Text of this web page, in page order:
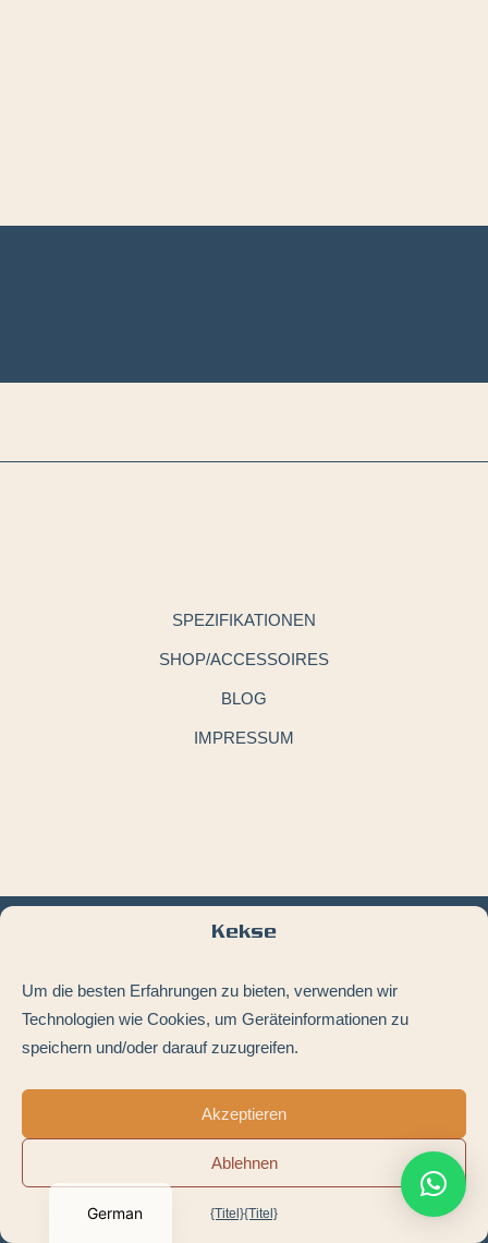
Kekse
Um die besten Erfahrungen zu bieten, verwenden wir
Technologien wie Cookies, um Geräteinformationen zu
speichern und/oder darauf zuzugreifen.
Akzeptieren
Ablehnen
{Titel}{Titel}
SPEZIFIKATIONEN
SHOP/ACCESSOIRES
BLOG
IMPRESSUM
LA MOKE ÉLECTRIQUE IN IHRER NÄHE
Sankt Tropez·Monaco· Cannes·Schön·Biarritz
Bassin d’Arcachon·Deauville·Le Touquet
Offizieller Partner von MOKE International
German